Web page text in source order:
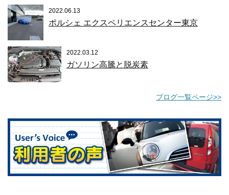
2022.06.13
ポルシェ エクスペリエンスセンター東京
2022.03.12
ガソリン高騰と脱炭素
ブログ一覧ページ>>